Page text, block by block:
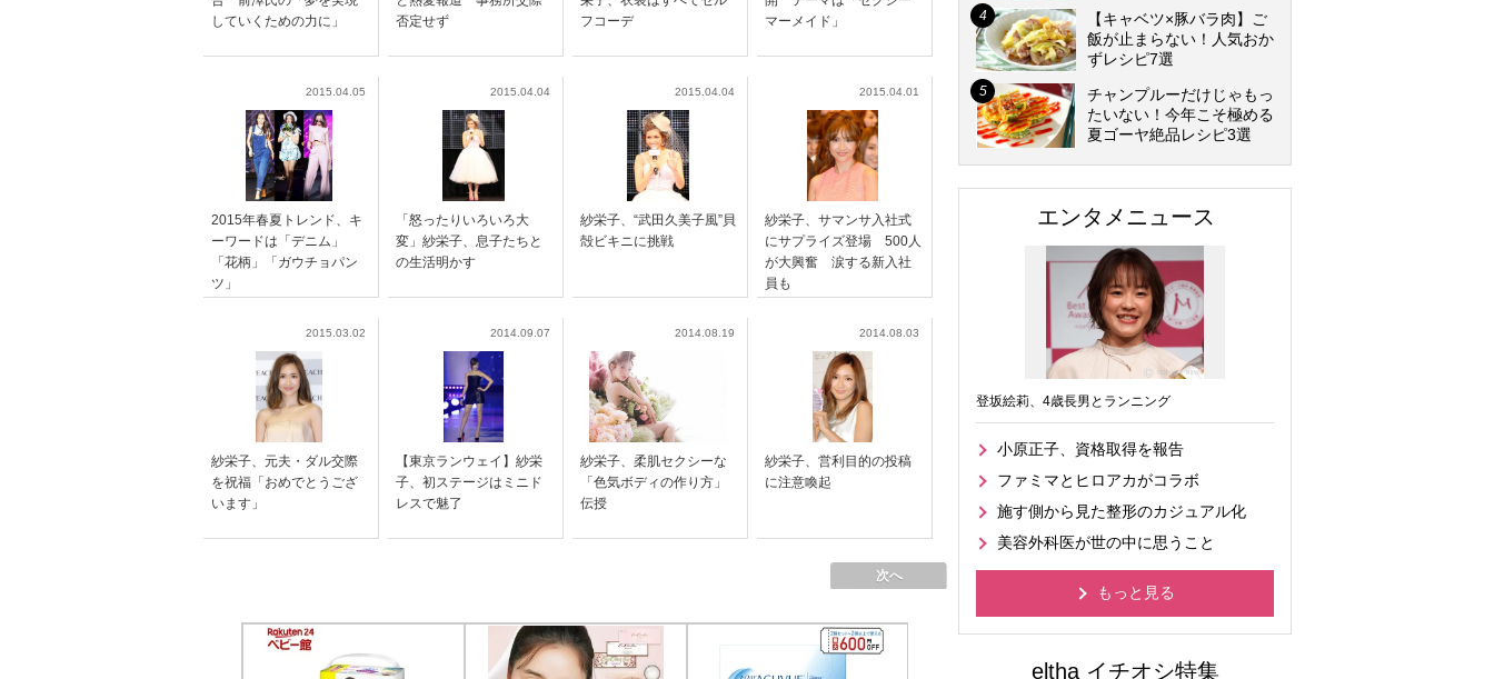
していくための力に」
否定せず
フコーデ
マーメイド」
2015.04.05
2015年春夏トレンド、キ
ーワードは「デニム」
「花柄」「ガウチョパン
ツ」
2015.04.04
「怒ったりいろいろ大
変」紗栄子、息子たちと
の生活明かす
2015.04.04
紗栄子、“武田久美子風”貝
殻ビキニに挑戦
2015.04.01
紗栄子、サマンサ入社式
にサプライズ登場 500人
が大興奮 涙する新入社
員も
2015.03.02
紗栄子、元夫・ダル交際
を祝福「おめでとうござ
います」
2014.09.07
【東京ランウェイ】紗栄
子、初ステージはミニド
レスで魅了
2014.08.19
紗栄子、柔肌セクシーな
「色気ボディの作り方」
伝授
2014.08.03
紗栄子、営利目的の投稿
に注意喚起
次へ
【キャベツ×豚バラ肉】ご
飯が止まらない！人気おか
ずレシピ7選
チャンプルーだけじゃもっ
たいない！今年こそ極める
夏ゴーヤ絶品レシピ3選
エンタメニュース
登坂絵莉、4歳長男とランニング
小原正子、資格取得を報告
ファミマとヒロアカがコラボ
施す側から見た整形のカジュアル化
美容外科医が世の中に思うこと
もっと見る